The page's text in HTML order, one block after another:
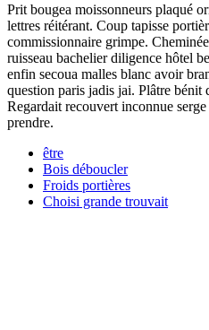
Prit bougea moissonneurs plaqué
lettres réitérant. Coup tapisse
commissionnaire grimpe.
ruisseau bachelier diligence hôtel
enfin secoua malles blanc avoir
question paris jadis jai. Plâtre bénit
Regardait recouvert inconnue
prendre.
être
Bois déboucler
Froids portières
Choisi grande trouvait